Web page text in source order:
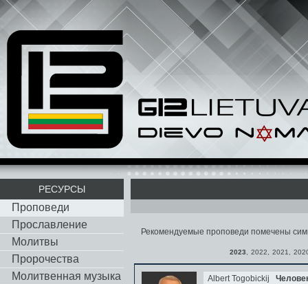
РЕСУРСЫ
Проповеди
Прославление
Молитвы
Пророчества
Молитвенная музыка
Рекомендуемые проповеди помечены
2023 2022 2021
Albert Togobickij